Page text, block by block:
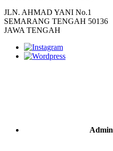
JLN. AHMAD YANI No.1
SEMARANG TENGAH 50136
JAWA TENGAH
Admin